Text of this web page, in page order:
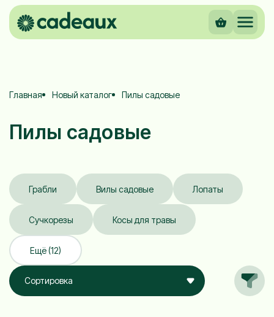
Главная Новый каталог Пилы садовые
Пилы садовые
Грабли Вилы садовые Лопаты
Сучкорезы Косы для травы
Ещё (12)
Сортировка